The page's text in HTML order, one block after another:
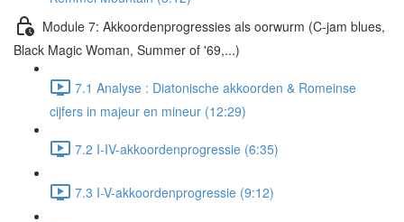
Module 7: Akkoordenprogressies als oorwurm (C-jam blues,
Black Magic Woman, Summer of '69,...)
7.1 Analyse : Diatonische akkoorden & Romeinse
cijfers in majeur en mineur (12:29)
7.2 I-IV-akkoordenprogressie (6:35)
7.3 I-V-akkoordenprogressie (9:12)